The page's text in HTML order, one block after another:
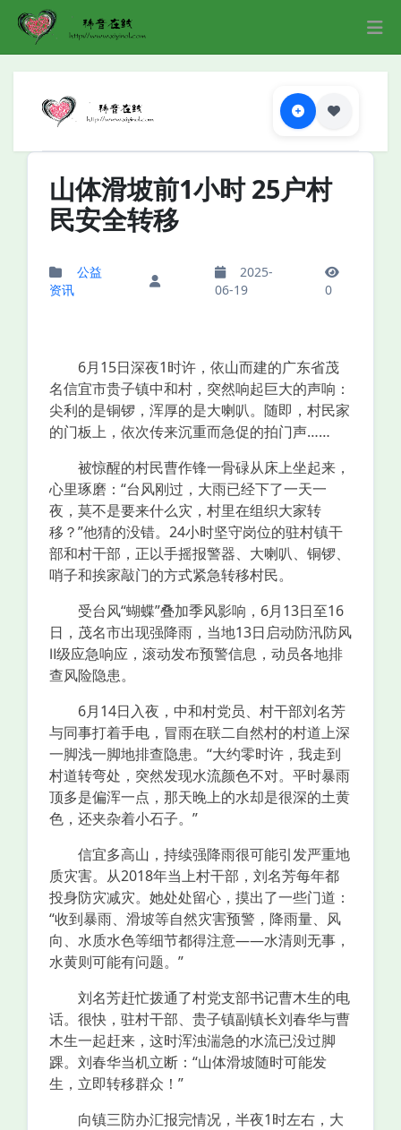
山体滑坡前1小时 25户村
民安全转移
公益
资讯
2025-
06-19
0
6月15日深夜1时许，依山而建的广东省茂
名信宜市贵子镇中和村，突然响起巨大的声响：
尖利的是铜锣，浑厚的是大喇叭。随即，村民家
的门板上，依次传来沉重而急促的拍门声……
被惊醒的村民曹作锋一骨碌从床上坐起来，
心里琢磨：“台风刚过，大雨已经下了一天一
夜，莫不是要来什么灾，村里在组织大家转
移？”他猜的没错。24小时坚守岗位的驻村镇干
部和村干部，正以手摇报警器、大喇叭、铜锣、
哨子和挨家敲门的方式紧急转移村民。
受台风“蝴蝶”叠加季风影响，6月13日至16
日，茂名市出现强降雨，当地13日启动防汛防风
Ⅱ级应急响应，滚动发布预警信息，动员各地排
查风险隐患。
6月14日入夜，中和村党员、村干部刘名芳
与同事打着手电，冒雨在联二自然村的村道上深
一脚浅一脚地排查隐患。“大约零时许，我走到
村道转弯处，突然发现水流颜色不对。平时暴雨
顶多是偏浑一点，那天晚上的水却是很深的土黄
色，还夹杂着小石子。”
信宜多高山，持续强降雨很可能引发严重地
质灾害。从2018年当上村干部，刘名芳每年都
投身防灾减灾。她处处留心，摸出了一些门道：
“收到暴雨、滑坡等自然灾害预警，降雨量、风
向、水质水色等细节都得注意——水清则无事，
水黄则可能有问题。”
刘名芳赶忙拨通了村党支部书记曹木生的电
话。很快，驻村干部、贵子镇副镇长刘春华与曹
木生一起赶来，这时浑浊湍急的水流已没过脚
踝。刘春华当机立断：“山体滑坡随时可能发
生，立即转移群众！”
向镇三防办汇报完情况，半夜1时左右，大